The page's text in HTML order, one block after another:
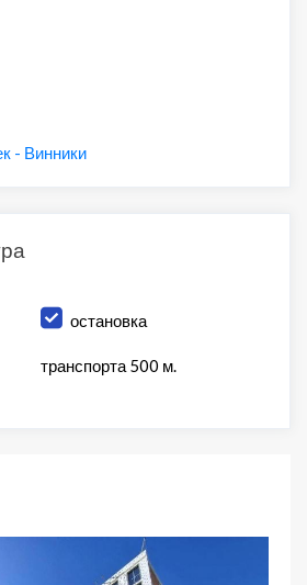
- Винники
остановка
транспорта 500 м.